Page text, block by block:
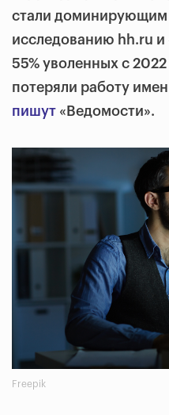
стали доминирующим
исследованию hh.ru
55% уволенных с
потеряли работу
пишут «Ведомости».
Freepik